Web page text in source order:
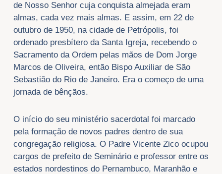
de Nosso Senhor cuja conquista almejada eram
almas, cada vez mais almas. E assim, em 22 de
outubro de 1950, na cidade de Petrópolis, foi
ordenado presbítero da Santa Igreja, recebendo o
Sacramento da Ordem pelas mãos de Dom Jorge
Marcos de Oliveira, então Bispo Auxiliar de São
Sebastião do Rio de Janeiro. Era o começo de uma
jornada de bênçãos.
O início do seu ministério sacerdotal foi marcado
pela formação de novos padres dentro de sua
congregação religiosa. O Padre Vicente Zico ocupou
cargos de prefeito de Seminário e professor entre os
estados nordestinos do Pernambuco, Maranhão e